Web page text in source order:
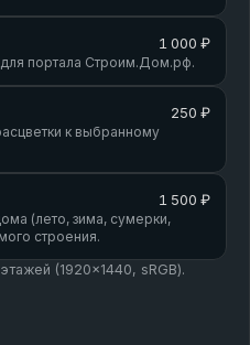
1 000 ₽
портала Строим.Дом.рф.
250 ₽
к выбранному
1 500 ₽
(лето, зима, сумерки,
строения.
(1920×1440, sRGB).